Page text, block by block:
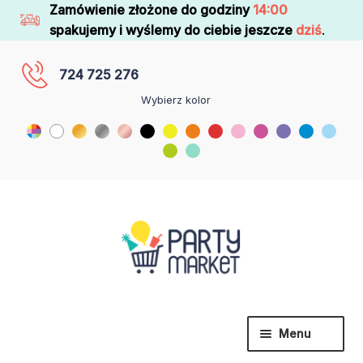
Zamówienie złożone do godziny 14:00
spakujemy i wyślemy do ciebie jeszcze dziś.
724 725 276
Wybierz kolor
Menu